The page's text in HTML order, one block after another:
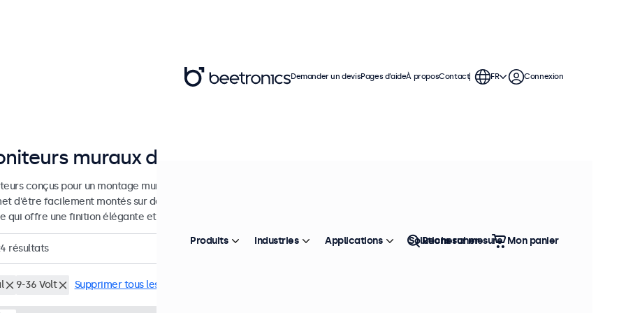
muraux de 7 à 32 pouces
conçus pour un montage mural. Ces moniteurs sont équipés d'une connexion VESA, ce qui leur
d'être facilement montés sur des supports muraux universels VESA. Les moniteurs ont un châssis
qui offre une finition élégante et plate.
résultats Top vente
9-36 Volt Supprimer tous les filtres
Demander un devisPages d’aideÀ proposContact FR Connexion
Produits Industries Applications Solutions sur mesure
Rechercher Mon panier